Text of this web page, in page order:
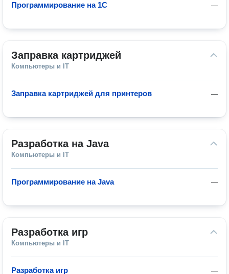
—
Программирование на 1C
Заправка картриджей
Компьютеры и IT
—
Заправка картриджей для принтеров
Разработка на Java
Компьютеры и IT
—
Программирование на Java
Разработка игр
Компьютеры и IT
—
Разработка игр